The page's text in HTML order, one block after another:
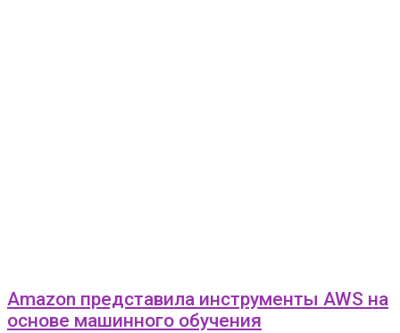
Amazon представила инструменты AWS на
основе машинного обучения